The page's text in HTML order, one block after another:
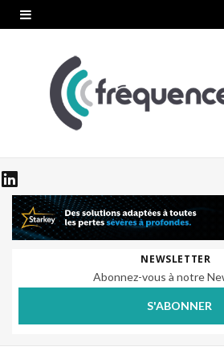
NEWSLETTER
Abonnez-vous à notre
S'ABONNER